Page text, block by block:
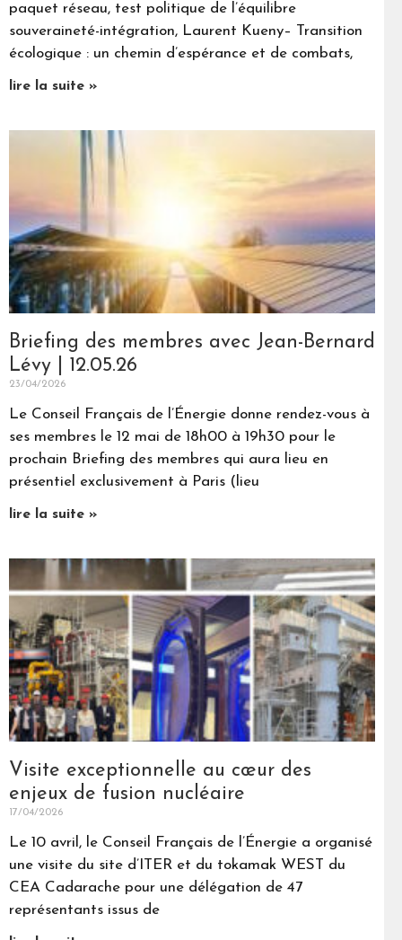
paquet réseau, test politique de l’équilibre
souveraineté-intégration, Laurent Kueny– Transition
écologique : un chemin d’espérance et de combats,
lire la suite »
Briefing des membres avec Jean-Bernard
Lévy | 12.05.26
23/04/2026
Le Conseil Français de l’Énergie donne rendez-vous à
ses membres le 12 mai de 18h00 à 19h30 pour le
prochain Briefing des membres qui aura lieu en
présentiel exclusivement à Paris (lieu
lire la suite »
Visite exceptionnelle au cœur des
enjeux de fusion nucléaire
17/04/2026
Le 10 avril, le Conseil Français de l’Énergie a organisé
une visite du site d’ITER et du tokamak WEST du
CEA Cadarache pour une délégation de 47
représentants issus de